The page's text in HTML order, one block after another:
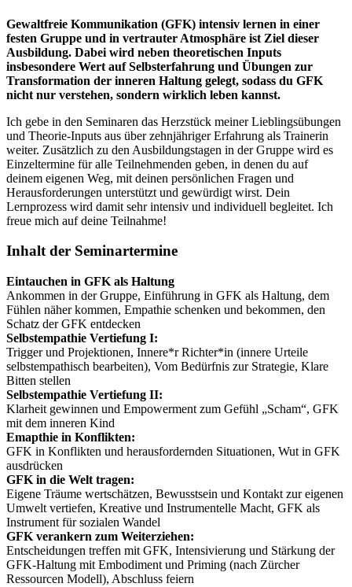
Gewaltfreie Kommunikation (GFK) intensiv lernen in einer
festen Gruppe und in vertrauter Atmosphäre ist Ziel dieser
Ausbildung. Dabei wird neben theoretischen Inputs
insbesondere Wert auf Selbsterfahrung und Übungen zur
Transformation der inneren Haltung gelegt, sodass du GFK
nicht nur verstehen, sondern wirklich leben kannst.
Ich gebe in den Seminaren das Herzstück meiner Lieblingsübungen
und Theorie-Inputs aus über zehnjähriger Erfahrung als Trainerin
weiter. Zusätzlich zu den Ausbildungstagen in der Gruppe wird es
Einzeltermine für alle Teilnehmenden geben, in denen du auf
deinem eigenen Weg, mit deinen persönlichen Fragen und
Herausforderungen unterstützt und gewürdigt wirst. Dein
Lernprozess wird damit sehr intensiv und individuell begleitet. Ich
freue mich auf deine Teilnahme!
Inhalt der Seminartermine
Eintauchen in GFK als Haltung
Ankommen in der Gruppe, Einführung in GFK als Haltung, dem
Fühlen näher kommen, Empathie schenken und bekommen, den
Schatz der GFK entdecken
Selbstempathie Vertiefung I:
Trigger und Projektionen, Innere*r Richter*in (innere Urteile
selbstempathisch bearbeiten), Vom Bedürfnis zur Strategie, Klare
Bitten stellen
Selbstempathie Vertiefung II:
Klarheit gewinnen und Empowerment zum Gefühl „Scham“, GFK
mit dem inneren Kind
Emapthie in Konflikten:
GFK in Konflikten und herausfordernden Situationen, Wut in GFK
ausdrücken
GFK in die Welt tragen:
Eigene Träume wertschätzen, Bewusstsein und Kontakt zur eigenen
Umwelt vertiefen, Kreative und Instrumentelle Macht, GFK als
Instrument für sozialen Wandel
GFK verankern zum Weiterziehen:
Entscheidungen treffen mit GFK, Intensivierung und Stärkung der
GFK-Haltung mit Embodiment und Priming (nach Zürcher
Ressourcen Modell), Abschluss feiern